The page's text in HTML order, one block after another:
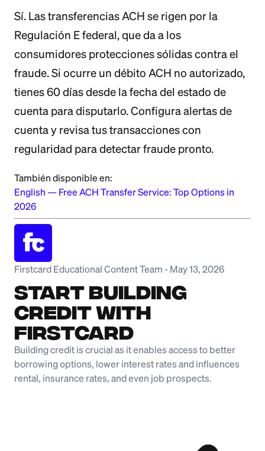
Sí. Las transferencias ACH se rigen por la
Regulación E federal, que da a los
consumidores protecciones sólidas contra el
fraude. Si ocurre un débito ACH no autorizado,
tienes 60 días desde la fecha del estado de
cuenta para disputarlo. Configura alertas de
cuenta y revisa tus transacciones con
regularidad para detectar fraude pronto.
También disponible en:
English — Free ACH Transfer Service: Top Options in
2026
Firstcard Educational Content Team - May 13, 2026
Start Building
Credit with
Firstcard
Building credit is crucial as it enables access to better
borrowing options, lower interest rates and influences
rental, insurance rates, and even job prospects.